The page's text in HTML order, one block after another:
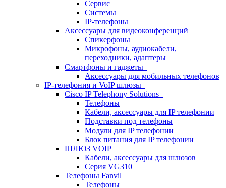
Сервис
Системы
IP-телефоны
Аксессуары для видеоконференций
Спикерфоны
Микрофоны, аудиокабели,
переходники, адаптеры
Смартфоны и гаджеты
Аксессуары для мобильных телефонов
IP-телефония и VoIP шлюзы
Cisco IP Telephony Solutions
Телефоны
Кабели, аксессуары для IP телефонии
Подставки под телефоны
Модули для IP телефонии
Блок питания для IP телефонии
ШЛЮЗ VOIP
Кабели, аксессуары для шлюзов
Серия VG310
Телефоны Fanvil
Телефоны